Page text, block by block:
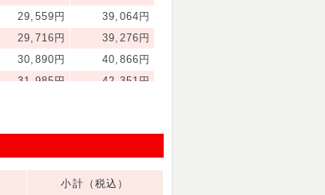
29,559円
39,064円
29,716円
39,276円
30,890円
40,866円
31,985円
42,351円
49,669円
66,297円
小計（税込）